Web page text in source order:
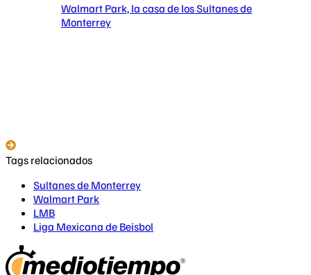
Walmart Park, la casa de los Sultanes de
Monterrey
Tags relacionados
Sultanes de Monterrey
Walmart Park
LMB
Liga Mexicana de Beisbol